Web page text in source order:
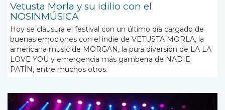
Vetusta Morla y su idilio con el
NOSINMÚSICA
Hoy se clausura el festival con un último día cargado de
buenas emociones con el indie de VETUSTA MORLA, la
americana music de MORGAN, la pura diversión de LA LA
LOVE YOU y emergencia más gamberra de NADIE
PATÍN, entre muchos otros.